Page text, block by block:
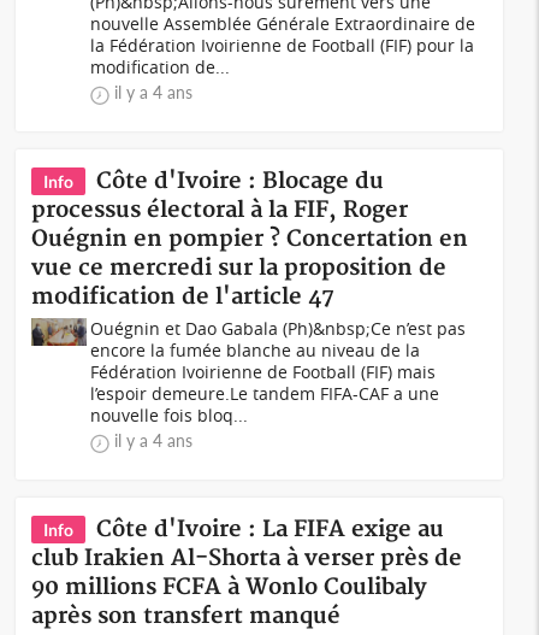
nouvelle Assemblée Générale Extraordinaire de
la Fédération Ivoirienne de Football (FIF) pour la
modification de...
il y a 4 ans
Info
Côte d'Ivoire : Blocage du
processus électoral à la FIF, Roger
Ouégnin en pompier ? Concertation en
vue ce mercredi sur la proposition de
modification de l'article 47
Ouégnin et Dao Gabala (Ph)&nbsp;Ce n’est pas
encore la fumée blanche au niveau de la
Fédération Ivoirienne de Football (FIF) mais
l’espoir demeure.Le tandem FIFA-CAF a une
nouvelle fois bloq...
il y a 4 ans
Info
Côte d'Ivoire : La FIFA exige au
club Irakien Al-Shorta à verser près de
90 millions FCFA à Wonlo Coulibaly
après son transfert manqué